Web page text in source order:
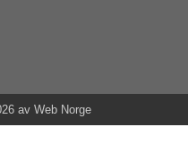
av Web Norge